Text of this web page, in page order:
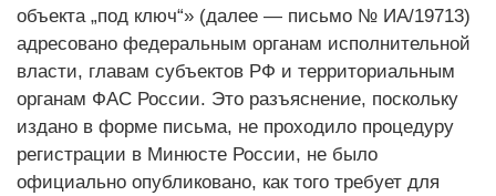
объекта „под ключ“» (далее — письмо № ИА/19713)
адресовано федеральным органам исполнительной
власти, главам субъектов РФ и территориальным
органам ФАС России. Это разъяснение, поскольку
издано в форме письма, не проходило процедуру
регистрации в Минюсте России, не было
официально опубликовано, как того требует для